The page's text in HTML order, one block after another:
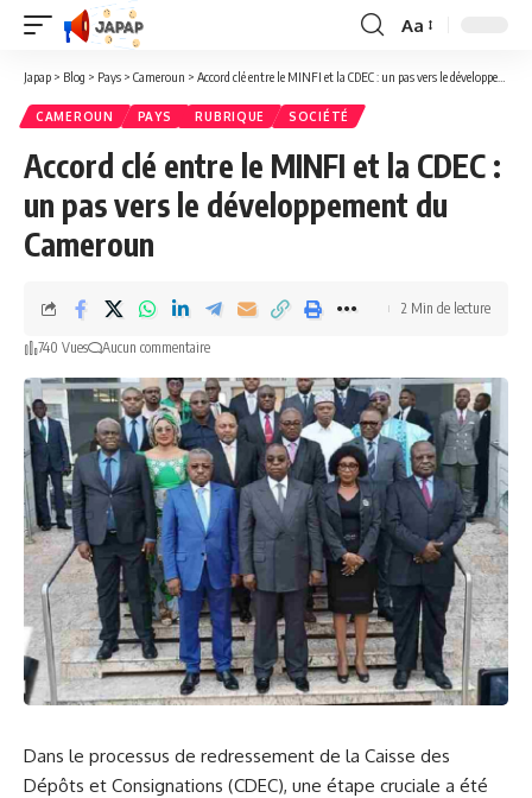
Redimensionner
Aa
Japap > Blog > Pays > Cameroun > Accord clé entre le MINFI et la CDEC : un pas vers le développement du Cameroun
CAMEROUN PAYS RUBRIQUE SOCIÉTÉ
Accord clé entre le MINFI et la CDEC :
un pas vers le développement du
Cameroun
740 Vues Aucun commentaire
2 Min de lecture
Dans le processus de redressement de la Caisse ⁢des
Dépôts et Consignations (CDEC), une étape ‌cruciale a été